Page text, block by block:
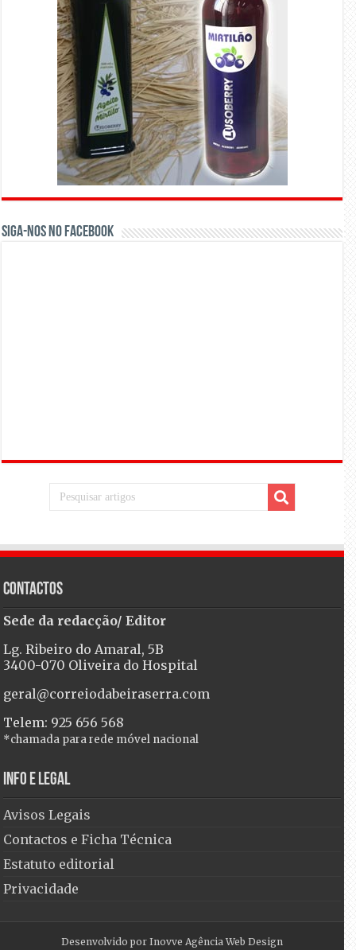
Siga-nos no Facebook
Contactos
Sede da redacção/ Editor
Lg. Ribeiro do Amaral, 5B
3400-070 Oliveira do Hospital
geral@correiodabeiraserra.com
Telem: 925 656 568
*chamada para rede móvel nacional
Info e Legal
Avisos Legais
Contactos e Ficha Técnica
Estatuto editorial
Privacidade
Desenvolvido por Inovve Agência Web Design